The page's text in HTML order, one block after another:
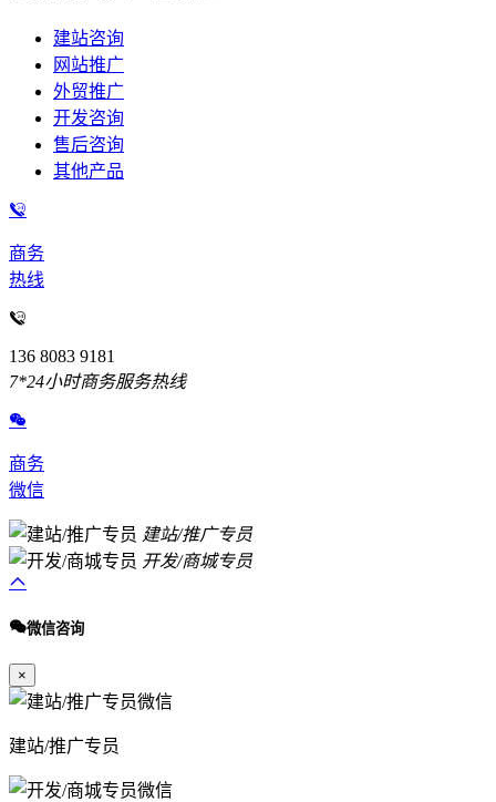
建站咨询
网站推广
外贸推广
开发咨询
售后咨询
其他产品
商务
热线
136 8083 9181
7*24小时商务服务热线
商务
微信
建站/推广专员
开发/商城专员
微信咨询
×
建站/推广专员